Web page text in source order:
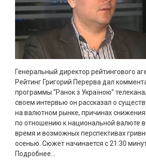
Генеральный директор рейтингового
Рейтинг Григорий Перерва дал
программы “Ранок з Україною”
своем интервью он рассказал о
на валютном рынке, причинах снижения
по отношению к национальной валюте
время и возможных перспективах
осенью. Сюжет начинается с 21:30
Подробнее…